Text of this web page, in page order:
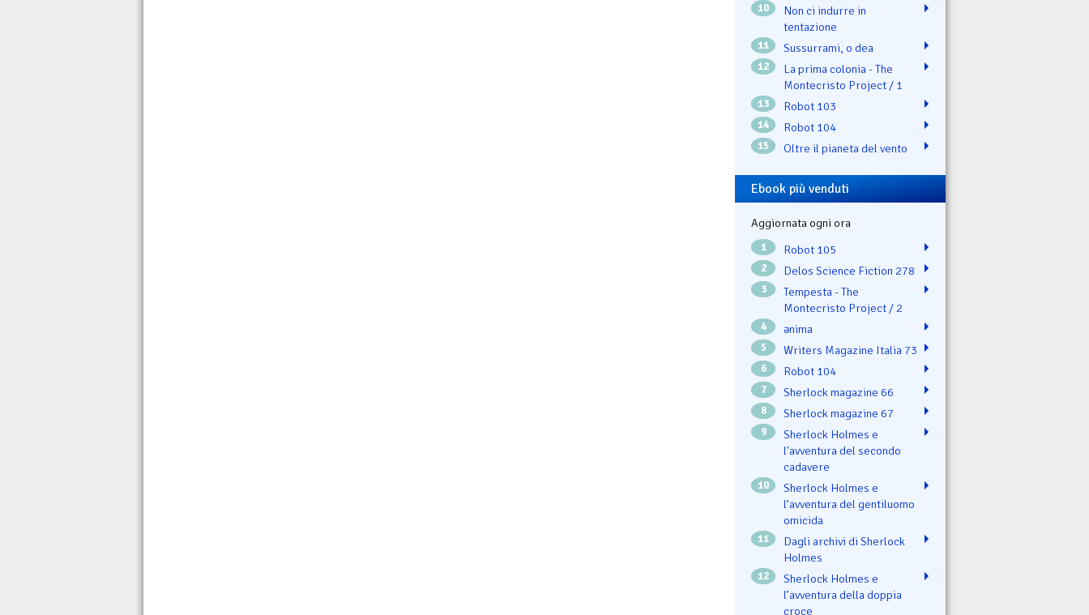
10
Non ci indurre in
tentazione
11 Sussurrami, o dea
12
La prima colonia - The
Montecristo Project / 1
13 Robot 103
14 Robot 104
15 Oltre il pianeta del vento
Ebook più venduti
Aggiornata ogni ora
1 Robot 105
2 Delos Science Fiction 278
3
Tempesta - The
Montecristo Project / 2
4 ənima
5 Writers Magazine Italia 73
6 Robot 104
7 Sherlock magazine 66
8 Sherlock magazine 67
9
Sherlock Holmes e
l'avventura del secondo
cadavere
10
Sherlock Holmes e
l’avventura del gentiluomo
omicida
11
Dagli archivi di Sherlock
Holmes
12
Sherlock Holmes e
l’avventura della doppia
croce